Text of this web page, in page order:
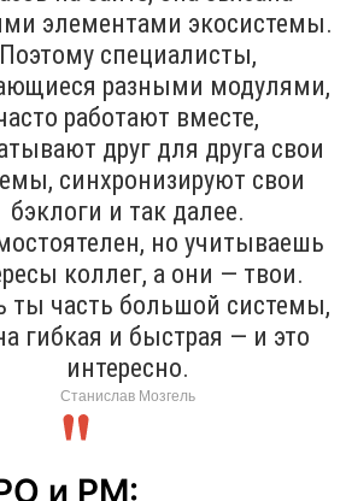
элементами экосистемы.
Поэтому специалисты,
разными модулями,
работают вместе,
друг для друга свои
синхронизируют свои
бэклоги и так далее.
но учитываешь
коллег, а они — твои.
ты часть большой системы,
гибкая и быстрая — и это
интересно.
Станислав Мозгель
и PM: